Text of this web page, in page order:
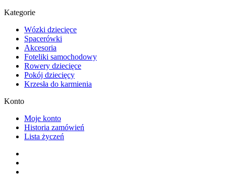
Kategorie
Wózki dziecięce
Spacerówki
Akcesoria
Foteliki samochodowy
Rowery dziecięce
Pokój dziecięcy
Krzesła do karmienia
Konto
Moje konto
Historia zamówień
Lista życzeń